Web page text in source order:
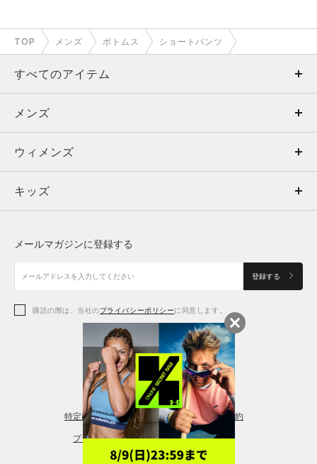
TOP メンズ ボトムス ショートパンツ
すべてのアイテム
メンズ
ウィメンズ
キッズ
アクセサリー
メンズ
トップス
ボトムス
アクセサリー
ウィメンズ
トップス
シューズ
アクセサリー
レギンス＆タイツ
キッズ
シューズ
メールマガジンに登録する
登録する
購読の際は、当社のプライバシーポリシーに同意します。
特定商取引法に基づく通販の表記 会員規約
プライバシーポリシー